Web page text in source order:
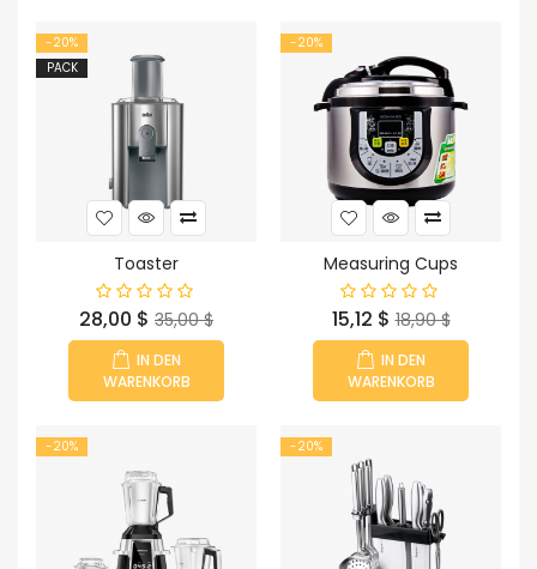
-20%
PACK
Toaster
Preis
28,00 $ Verkaufspreis
35,00 $
IN DEN
WARENKORB
-20%
Measuring Cups
Preis
15,12 $ Verkaufspreis
18,90 $
IN DEN
WARENKORB
-20% -20%